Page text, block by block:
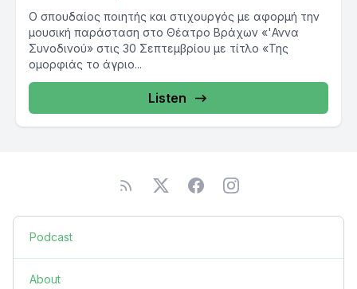
Ο σπουδαίος ποιητής και στιχουργός με αφορμή την
μουσική παράσταση στο Θέατρο Βράχων «'Αννα
Συνοδινού» στις 30 Σεπτεμβρίου με τίτλο «Της
ομορφιάς το άγριο...
Listen
Podcast
About